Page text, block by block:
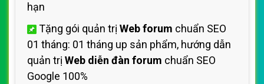
hạn
Tặng gói quản trị Web forum chuẩn SEO
01 tháng: 01 tháng up sản phẩm, hướng dẫn
quản trị Web diễn đàn forum chuẩn SEO
Google 100%